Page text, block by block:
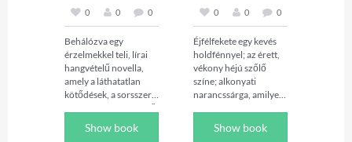
0 0 0
Behálózva egy
érzelmekkel teli, lírai
hangvételű novella,
amely a láthatatlan
kötődések, a sorsszerű
találkozások és a belső
döntések világába
vezeti az olvasót. A
Show book
0 0 0
Éjfélfekete egy kevés
holdfénnyel; az érett,
vékony héjú szőlő
színe; alkonyati
narancssárga, amilyen
lenni az ég… Mio a világ
összes színét ismeri, és
Show book